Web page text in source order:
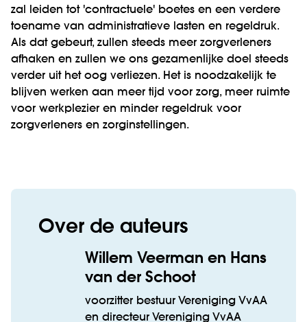
zal leiden tot 'contractuele' boetes en een verdere
toename van administratieve lasten en regeldruk.
Als dat gebeurt, zullen steeds meer zorgverleners
afhaken en zullen we ons gezamenlijke doel steeds
verder uit het oog verliezen. Het is noodzakelijk te
blijven werken aan meer tijd voor zorg, meer ruimte
voor werkplezier en minder regeldruk voor
zorgverleners en zorginstellingen.
Over de auteurs
Willem Veerman en Hans
van der Schoot
voorzitter bestuur Vereniging VvAA
en directeur Vereniging VvAA